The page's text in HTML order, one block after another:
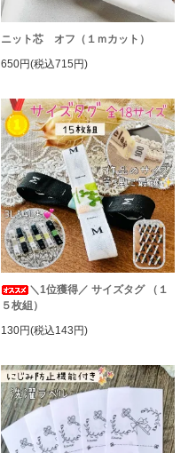
ニット芯 オフ（１ｍカット）
650円(税込715円)
＼1位獲得／ サイズタグ （１
５枚組）
130円(税込143円)